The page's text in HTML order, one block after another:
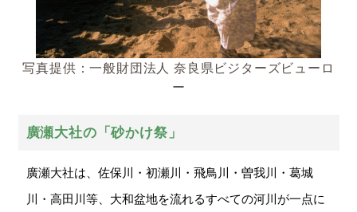
写真提供：一般財団法人 奈良県ビジターズビューロ
ー
廣瀬大社の「砂かけ祭」
廣瀬大社は、佐保川・初瀬川・飛鳥川・曽我川・葛城
川・高田川等、大和盆地を流れるすべての河川が一点に